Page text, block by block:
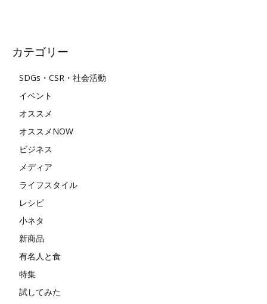
カテゴリー
SDGs・CSR・社会活動
イベント
オススメ
オススメNOW
ビジネス
メディア
ライフスタイル
レシピ
小ネタ
新商品
有名人と食
特集
試してみた